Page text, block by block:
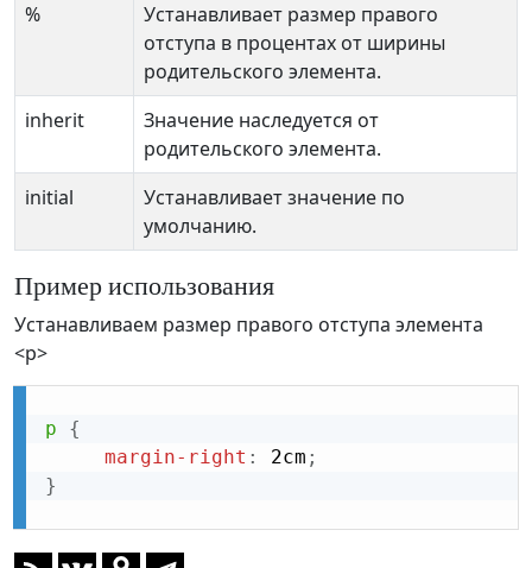
%
Устанавливает размер правого
отступа в процентах от ширины
родительского элемента.
inherit
Значение наследуется от
родительского элемента.
initial
Устанавливает значение по
умолчанию.
Пример использования
Устанавливаем размер правого отступа элемента
<p>
p
{
margin-right : 2cm ;
}